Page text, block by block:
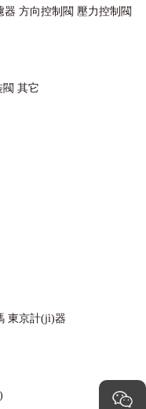
器 方向控制閥 壓力控制閥
閥 其它
東京計(jì)器